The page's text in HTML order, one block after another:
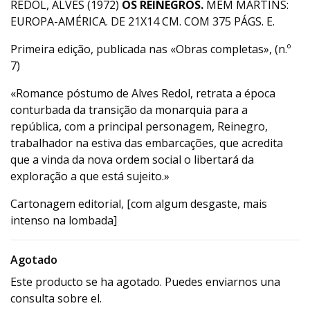
REDOL, ALVES (1972) OS REINEGROS. MEM MARTINS:
EUROPA-AMÉRICA. DE 21X14 CM. COM 375 PÁGS. E.
Primeira edição, publicada nas «Obras completas», (n.º
7)
«Romance póstumo de Alves Redol, retrata a época
conturbada da transição da monarquia para a
república, com a principal personagem, Reinegro,
trabalhador na estiva das embarcações, que acredita
que a vinda da nova ordem social o libertará da
exploração a que está sujeito.»
Cartonagem editorial, [com algum desgaste, mais
intenso na lombada]
Agotado
Este producto se ha agotado. Puedes enviarnos una
consulta sobre el.